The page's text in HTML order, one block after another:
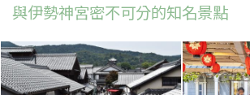
與伊勢神宮密不可分的知名景點